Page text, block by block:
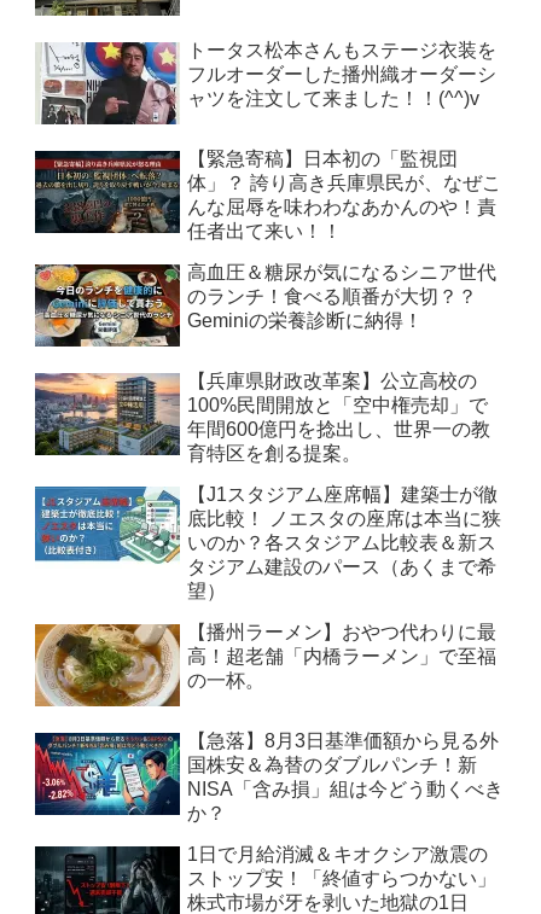
トータス松本さんもステージ衣装を
フルオーダーした播州織オーダーシ
ャツを注文して来ました！！(^^)v
【緊急寄稿】日本初の「監視団
体」？ 誇り高き兵庫県民が、なぜこ
んな屈辱を味わわなあかんのや！責
任者出て来い！！
高血圧＆糖尿が気になるシニア世代
のランチ！食べる順番が大切？？
Geminiの栄養診断に納得！
【兵庫県財政改革案】公立高校の
100%民間開放と「空中権売却」で
年間600億円を捻出し、世界一の教
育特区を創る提案。
【J1スタジアム座席幅】建築士が徹
底比較！ ノエスタの座席は本当に狭
いのか？各スタジアム比較表＆新ス
タジアム建設のパース（あくまで希
望）
【播州ラーメン】おやつ代わりに最
高！超老舗「内橋ラーメン」で至福
の一杯。
【急落】8月3日基準価額から見る外
国株安＆為替のダブルパンチ！新
NISA「含み損」組は今どう動くべき
か？
1日で月給消滅＆キオクシア激震の
ストップ安！「終値すらつかない」
株式市場が牙を剥いた地獄の1日